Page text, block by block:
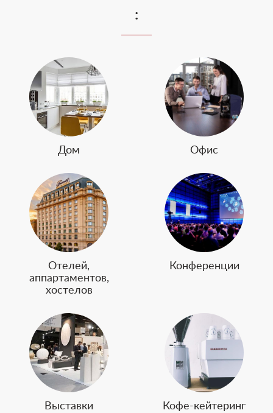
:
Дом Офис
Отелей,
аппартаментов,
хостелов
Конференции
Выставки Кофе-кейтеринг